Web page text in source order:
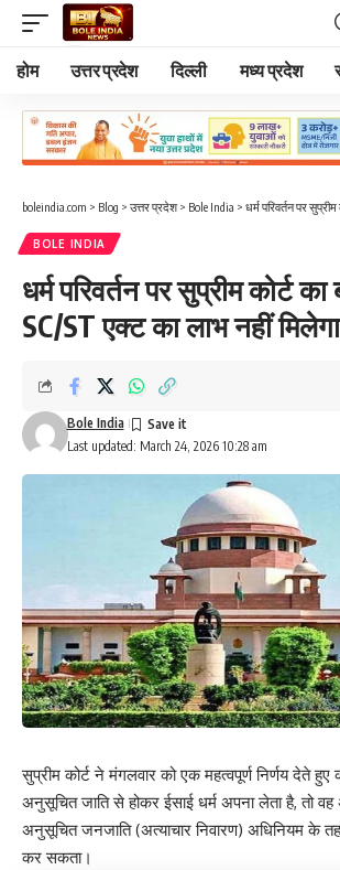
होम उत्तर प्रदेश दिल्ली मध्य प्रदेश
boleindia.com > Blog > उत्तर प्रदेश> Bole India > धर्म परिवर्तन पर सुप्रीम कोर्ट
BOLE INDIA
धर्म परिवर्तन पर सुप्रीम कोर्ट
SC/ST एक्ट का लाभ नहीं मिलेगा
Last updated: March 24, 2026 10:28 am
Bole India
सुप्रीम कोर्ट ने मंगलवार को एक महत्वपूर्ण निर्णय देते हुए
अनुसूचित जाति से होकर ईसाई धर्म अपना लेता है, तो
अनुसूचित जनजाति (अत्याचार निवारण) अधिनियम के
कर सकता।